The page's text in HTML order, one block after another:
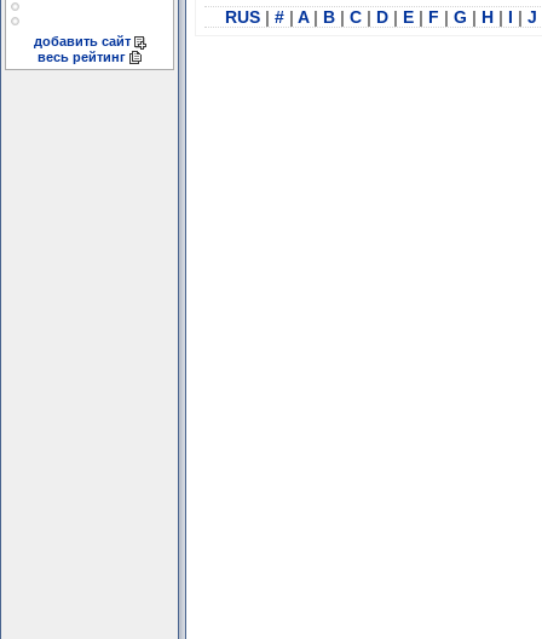
добавить сайт
весь рейтинг
RUS | # | A | B | C | D | E | F | G | H | I | J